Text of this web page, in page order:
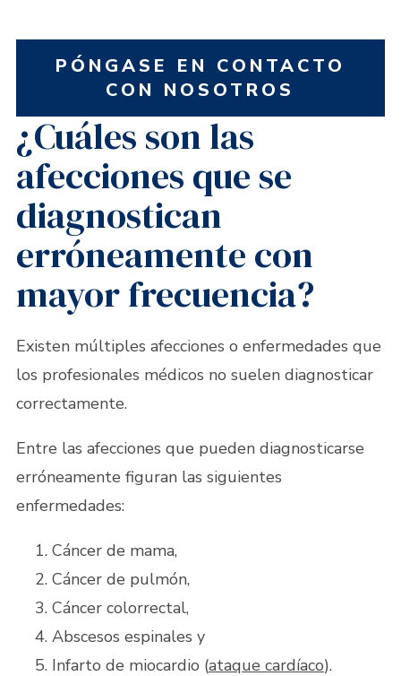
PÓNGASE EN CONTACTO
CON NOSOTROS
¿Cuáles son las
afecciones que se
diagnostican
erróneamente con
mayor frecuencia?
Existen múltiples afecciones o enfermedades que
los profesionales médicos no suelen diagnosticar
correctamente.
Entre las afecciones que pueden diagnosticarse
erróneamente figuran las siguientes
enfermedades:
Cáncer de mama,
Cáncer de pulmón,
Cáncer colorrectal,
Abscesos espinales y
Infarto de miocardio (ataque cardíaco).